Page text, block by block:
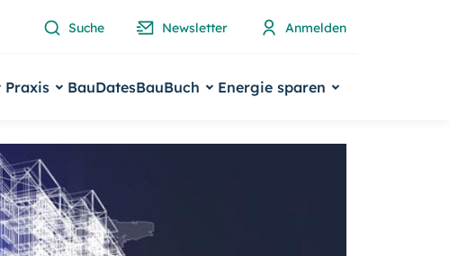
Suche Newsletter Anmelden
Praxis BauDatesBauBuch Energie sparen